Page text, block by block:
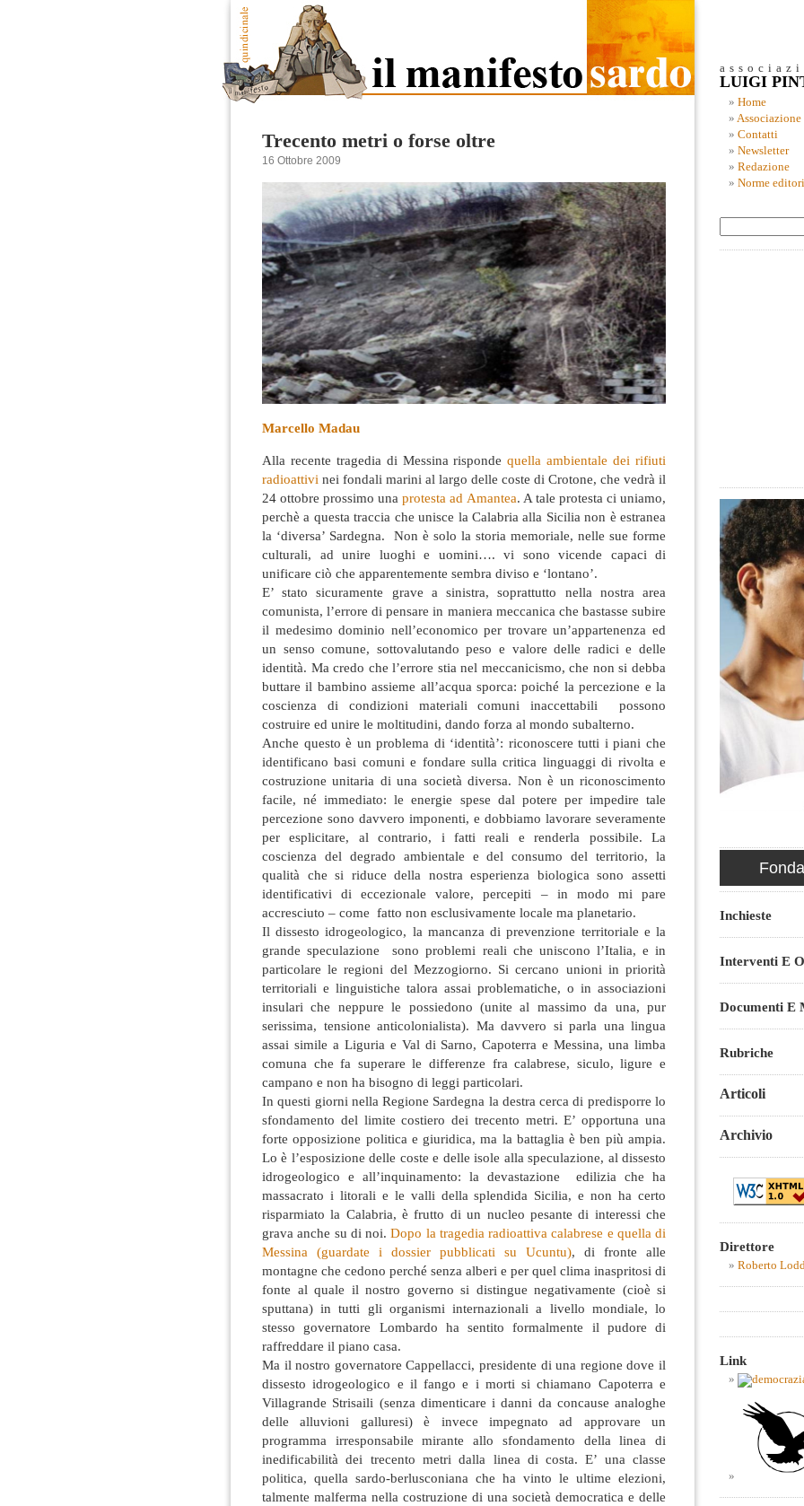
Trecento metri o forse oltre
16 Ottobre 2009
Marcello Madau
Alla recente tragedia di Messina rispondequella ambientale dei rifiuti
radioattivi nei fondali marini al largo delle coste di Crotone, che vedrà il
24 ottobre prossimo unaprotesta ad Amantea. A tale protesta ci uniamo,
perchè a questa traccia che unisce la Calabria alla Sicilia non è estranea
la ‘diversa’ Sardegna. Non è solo la storia memoriale, nelle sue forme
culturali, ad unire luoghi e uomini…. vi sono vicende capaci di
unificare ciò che apparentemente sembra diviso e ‘lontano’.
E’ stato sicuramente grave a sinistra, soprattutto nella nostra area
comunista, l’errore di pensare in maniera meccanica che bastasse subire
il medesimo dominio nell’economico per trovare un’appartenenza ed
un senso comune, sottovalutando peso e valore delle radici e delle
identità. Ma credo che l’errore stia nel meccanicismo, che non si debba
buttare il bambino assieme all’acqua sporca: poiché la percezione e la
coscienza di condizioni materiali comuni inaccettabili possono
costruire ed unire le moltitudini, dando forza al mondo subalterno.
Anche questo è un problema di ‘identità’: riconoscere tutti i piani che
identificano basi comuni e fondare sulla critica linguaggi di rivolta e
costruzione unitaria di una società diversa. Non è un riconoscimento
facile, né immediato: le energie spese dal potere per impedire tale
percezione sono davvero imponenti, e dobbiamo lavorare severamente
per esplicitare, al contrario, i fatti reali e renderla possibile. La
coscienza del degrado ambientale e del consumo del territorio, la
qualità che si riduce della nostra esperienza biologica sono assetti
identificativi di eccezionale valore, percepiti – in modo mi pare
accresciuto – come fatto non esclusivamente locale ma planetario.
Il dissesto idrogeologico, la mancanza di prevenzione territoriale e la
grande speculazione sono problemi reali che uniscono l’Italia, e in
particolare le regioni del Mezzogiorno. Si cercano unioni in priorità
territoriali e linguistiche talora assai problematiche, o in associazioni
insulari che neppure le possiedono (unite al massimo da una, pur
serissima, tensione anticolonialista). Ma davvero si parla una lingua
assai simile a Liguria e Val di Sarno, Capoterra e Messina, una limba
comuna che fa superare le differenze fra calabrese, siculo, ligure e
campano e non ha bisogno di leggi particolari.
In questi giorni nella Regione Sardegna la destra cerca di predisporre lo
sfondamento del limite costiero dei trecento metri. E’ opportuna una
forte opposizione politica e giuridica, ma la battaglia è ben più ampia.
Lo è l’esposizione delle coste e delle isole alla speculazione, al dissesto
idrogeologico e all’inquinamento: la devastazione edilizia che ha
massacrato i litorali e le valli della splendida Sicilia, e non ha certo
risparmiato la Calabria, è frutto di un nucleo pesante di interessi che
grava anche su di noi.Dopo la tragedia radioattiva calabrese e quella di
Messina (guardate i dossier pubblicati su Ucuntu), di fronte alle
montagne che cedono perché senza alberi e per quel clima inaspritosi di
fonte al quale il nostro governo si distingue negativamente (cioè si
sputtana) in tutti gli organismi internazionali a livello mondiale, lo
stesso governatore Lombardo ha sentito formalmente il pudore di
raffreddare il piano casa.
Ma il nostro governatore Cappellacci, presidente di una regione dove il
dissesto idrogeologico e il fango e i morti si chiamano Capoterra e
Villagrande Strisaili (senza dimenticare i danni da concause analoghe
delle alluvioni galluresi) è invece impegnato ad approvare un
programma irresponsabile mirante allo sfondamento della linea di
inedificabilità dei trecento metri dalla linea di costa. E’ una classe
politica, quella sardo-berlusconiana che ha vinto le ultime elezioni,
talmente malferma nella costruzione di una società democratica e delle
LUIGI
Home
Associazione
Contatti
Newsletter
Redazione
Norme
Inchieste
Interventi E
Documenti E
Rubriche
Articoli
Archivio
Direttore
Roberto
Link